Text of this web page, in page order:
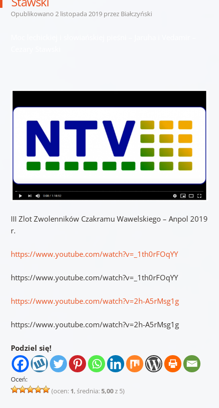
Opublikowano 2 listopada 2019przez Białczyński
III Zlot Zwolenników Czakramu Wawelskiego – Anpol 2019
r.
https://www.youtube.com/watch?v=_1th0rFOqYY
https://www.youtube.com/watch?v=_1th0rFOqYY
https://www.youtube.com/watch?v=2h-A5rMsg1g
https://www.youtube.com/watch?v=2h-A5rMsg1g
Podziel się!
Oceń:
(ocen: 1, średnia:5,00z 5)